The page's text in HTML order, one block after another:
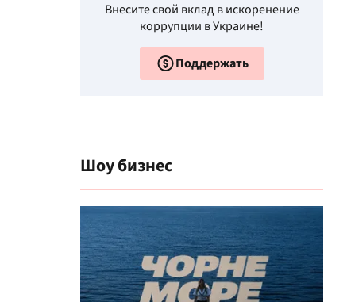
Внесите свой вклад в искоренение
коррупции в Украине!
Поддержать
Шоу бизнес